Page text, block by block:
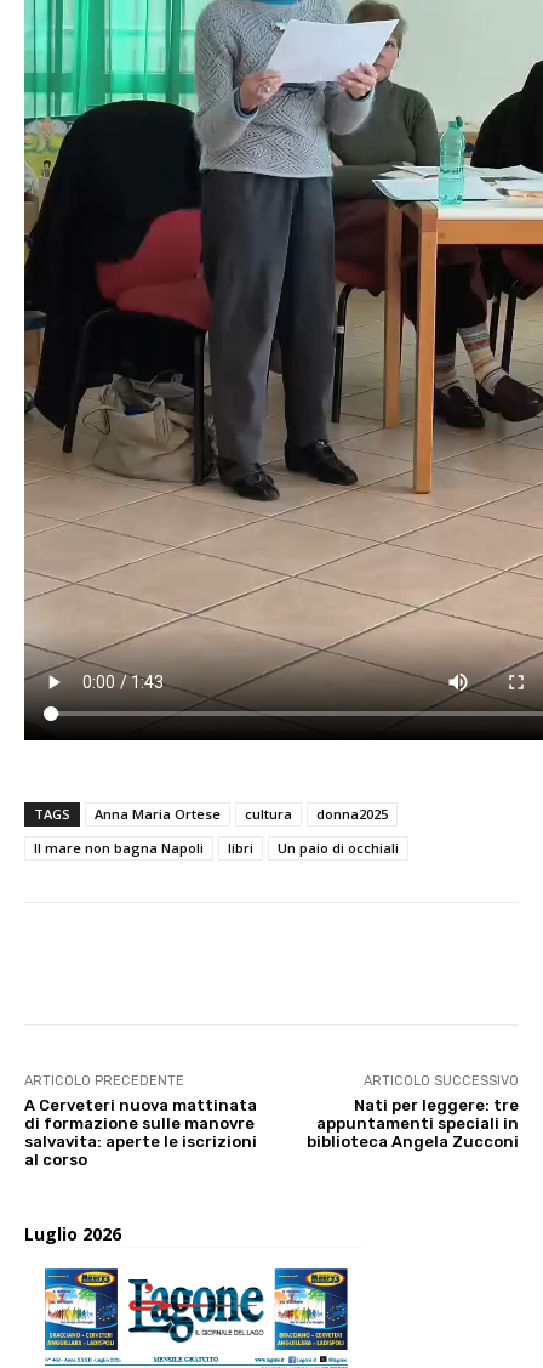
TAGS Anna Maria Ortese cultura
donna2025
Il mare non bagna Napoli
libri Un paio di occhiali
ARTICOLO PRECEDENTE
A Cerveteri nuova mattinata
di formazione sulle manovre
salvavita: aperte le iscrizioni
al corso
ARTICOLO SUCCESSIVO
Nati per leggere: tre
appuntamenti speciali in
biblioteca Angela Zucconi
Luglio 2026